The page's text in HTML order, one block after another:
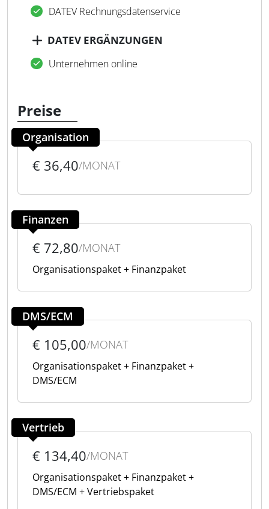
DATEV Rechnungsdatenservice
DATEV ERGÄNZUNGEN
Unternehmen online
Preise
Organisation
€ 36,40/MONAT
Finanzen
€ 72,80/MONAT
Organisationspaket + Finanzpaket
DMS/ECM
€ 105,00/MONAT
Organisationspaket + Finanzpaket +
DMS/ECM
Vertrieb
€ 134,40/MONAT
Organisationspaket + Finanzpaket +
DMS/ECM + Vertriebspaket